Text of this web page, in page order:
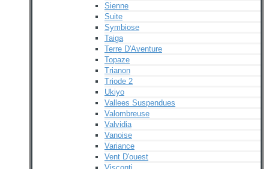
Sienne
Suite
Symbiose
Taiga
Terre D'Aventure
Topaze
Trianon
Triode 2
Ukiyo
Vallees Suspendues
Valombreuse
Valvidia
Vanoise
Variance
Vent D'ouest